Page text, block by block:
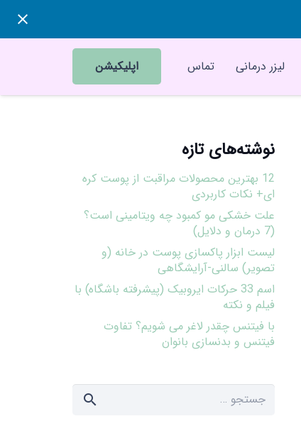
لیزر درمانی تماس اپلیکیشن
نوشته‌های تازه
12 بهترین محصولات مراقبت از پوست کره
ای+ نکات کاربردی
علت خشکی مو کمبود چه ویتامینی است؟
(7 درمان و دلایل)
لیست ابزار پاکسازی پوست در خانه (و
تصویر) سالنی-آرایشگاهی
اسم 33 حرکات ایروبیک (پیشرفته باشگاه) با
فیلم و نکته
با فیتنس چقدر لاغر می شویم؟ تفاوت
فیتنس و بدنسازی بانوان
جستجو